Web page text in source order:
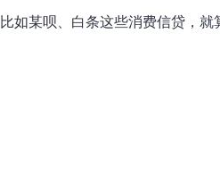
比如某呗、白条这些消费信贷，